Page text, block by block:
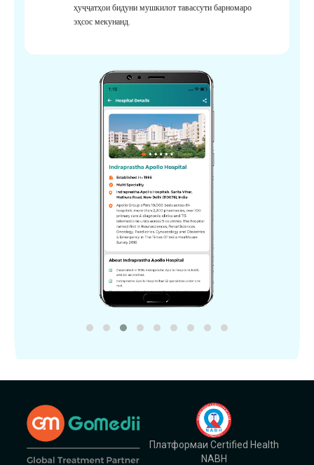
ҳуҷҷатҳои бидуни мушкилот тавассути барномаро
эҳсос мекунанд.
Платформаи Certified Health
NABH